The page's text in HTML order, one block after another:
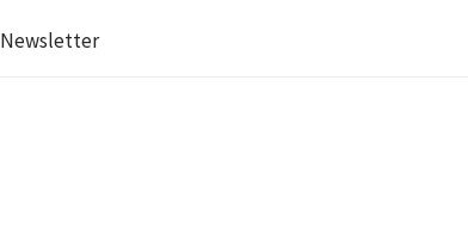
Newsletter